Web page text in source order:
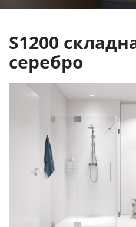
S1200
серебро